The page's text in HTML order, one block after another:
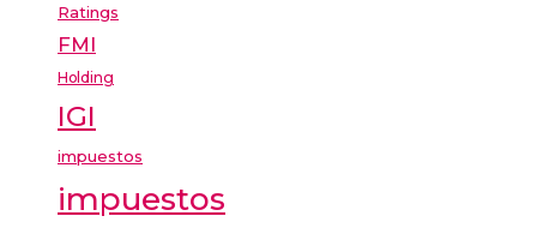
Ratings
FMI
Holding
IGI
impuestos
impuestos